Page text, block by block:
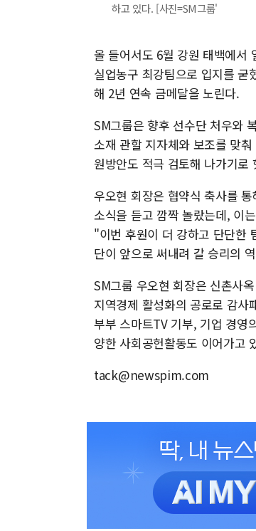
하고 있다. [사진=SM그룹'
올 들어서도 6월 강원 태백에서
실업농구 최강팀으로 입지를
해 2년 연속 금메달을 노린다.
SM그룹은 향후 선수단 처우와
소재 관할 지자체와 보조를 맞
원방안도 적극 검토해 나가기로
우오현 회장은 협약식 축사를
소식을 듣고 깜짝 놀랐는데, 이
"이번 후원이 더 강하고 단단한
단이 앞으로 써내려 갈 승리의
SM그룹 우오현 회장은 신촌사
지역경제 활성화의 공로로 감
부부 스마트TV 기부, 기업 경영
양한 사회공헌활동도 이어가고
tack@newspim.com